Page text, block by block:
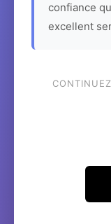
confiance
excellent